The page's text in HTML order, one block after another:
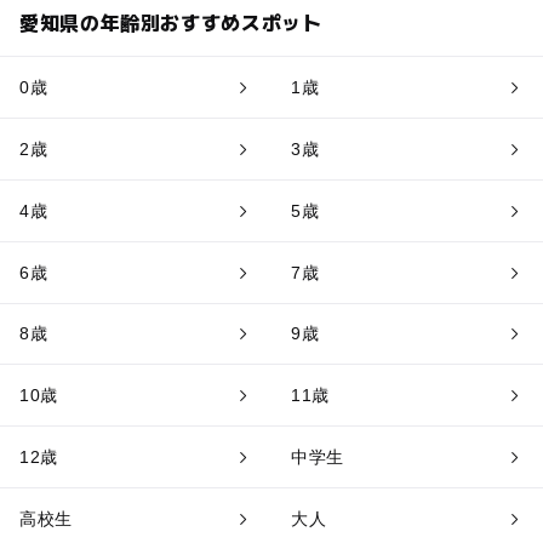
愛知県の年齢別おすすめスポット
0歳 1歳
2歳 3歳
4歳 5歳
6歳 7歳
8歳 9歳
10歳 11歳
12歳 中学生
高校生 大人